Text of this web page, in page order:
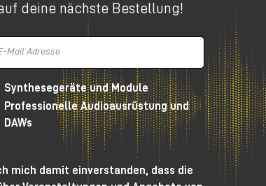
deine nächste Bestellung!
Synthesegeräte und Module
Professionelle Audioausrüstung und
DAWs
mich damit einverstanden, dass die